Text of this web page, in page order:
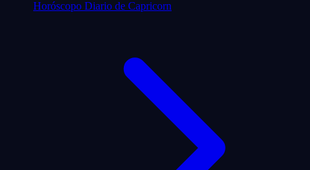
Horóscopo Diario de Capricorn